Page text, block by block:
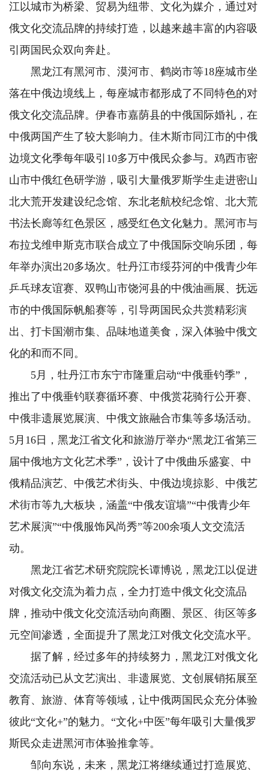
江以城市为桥梁、贸易为纽带、文化为媒介，通过对
俄文化交流品牌的持续打造，以越来越丰富的内容吸
引两国民众双向奔赴。
黑龙江有黑河市、漠河市、鹤岗市等18座城市坐
落在中俄边境线上，每座城市都形成了不同特色的对
俄文化交流品牌。伊春市嘉荫县的中俄国际婚礼，在
中俄两国产生了较大影响力。佳木斯市同江市的中俄
边境文化季每年吸引10多万中俄民众参与。鸡西市密
山市中俄红色研学游，吸引大量俄罗斯学生走进密山
北大荒开发建设纪念馆、东北老航校纪念馆、北大荒
书法长廊等红色景区，感受红色文化魅力。黑河市与
布拉戈维申斯克市联合成立了中俄国际交响乐团，每
年举办演出20多场次。牡丹江市绥芬河的中俄青少年
乒乓球友谊赛、双鸭山市饶河县的中俄油画展、抚远
市的中俄国际帆船赛等，引导两国民众共赏精彩演
出、打卡国潮市集、品味地道美食，深入体验中俄文
化的和而不同。
5月，牡丹江市东宁市隆重启动“中俄垂钓季”，
推出了中俄垂钓联赛循环赛、中俄赏花骑行公开赛、
中俄非遗展览展演、中俄文旅融合市集等多场活动。
5月16日，黑龙江省文化和旅游厅举办“黑龙江省第三
届中俄地方文化艺术季”，设计了中俄曲乐盛宴、中
俄精品演艺、中俄艺术街头、中俄边境掠影、中俄艺
术街市等九大板块，涵盖“中俄友谊墙”“中俄青少年
艺术展演”“中俄服饰风尚秀”等200余项人文交流活
动。
黑龙江省艺术研究院院长谭博说，黑龙江以促进
对俄文化交流为着力点，全力打造中俄文化交流品
牌，推动中俄文化交流活动向商圈、景区、街区等多
元空间渗透，全面提升了黑龙江对俄文化交流水平。
据了解，经过多年的持续努力，黑龙江对俄文化
交流活动已从文艺演出、非遗展览、文创展销拓展至
教育、旅游、体育等领域，让中俄两国民众充分体验
彼此“文化+”的魅力。“文化+中医”每年吸引大量俄罗
斯民众走进黑河市体验推拿等。
邹向东说，未来，黑龙江将继续通过打造展览、